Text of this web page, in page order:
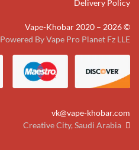
Delivery Policy
© Vape-Khobar 2020 – 2026
Powered By Vape Pro Planet Fz LLE
vk@vape-khobar.com